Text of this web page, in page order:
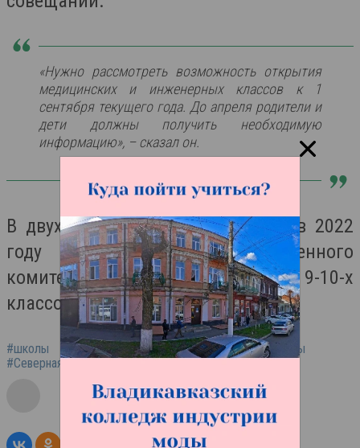
«Нужно рассмотреть возможность открытия
медицинских и инженерных классов к 1
сентября текущего года. До апреля родители и
дети должны получить необходимую
информацию», – сказал он.
В двух школах Северной Осетии в 2022
году откроют классы следственного
комитета для школьников 9-10-х
классов.
#школы #медицинские классы
#инженерные классы
#Северная Осетия